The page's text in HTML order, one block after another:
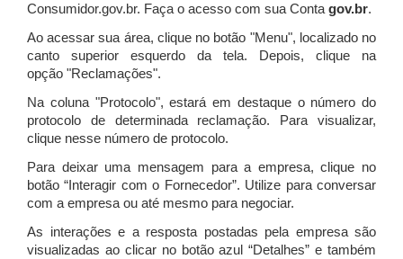
Consumidor.gov.br. Faça o acesso com sua Contagov.br.
Ao acessar sua área, clique no botão "Menu", localizado no
canto superior esquerdo da tela. Depois, clique na
opção "Reclamações".
Na coluna "Protocolo", estará em destaque o número do
protocolo de determinada reclamação. Para visualizar,
clique nesse número de protocolo.
Para deixar uma mensagem para a empresa, clique no
botão “Interagir com o Fornecedor”. Utilize para conversar
com a empresa ou até mesmo para negociar.
As interações e a resposta postadas pela empresa são
visualizadas ao clicar no botão azul “Detalhes” e também